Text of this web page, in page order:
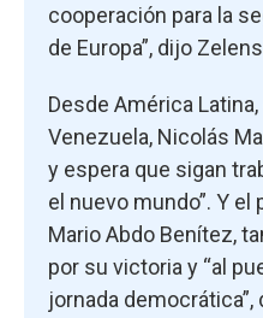
cooperación para la
de Europa”, dijo
Desde América
Venezuela, Nicolás
y espera que sigan
el nuevo mundo”. Y el
Mario Abdo Benítez,
por su victoria y “al
jornada